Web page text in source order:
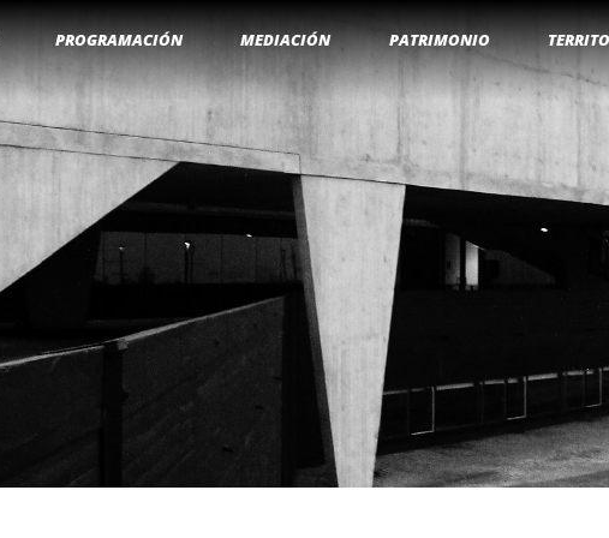
PROGRAMACIÓN MEDIACIÓN PATRIMONIO